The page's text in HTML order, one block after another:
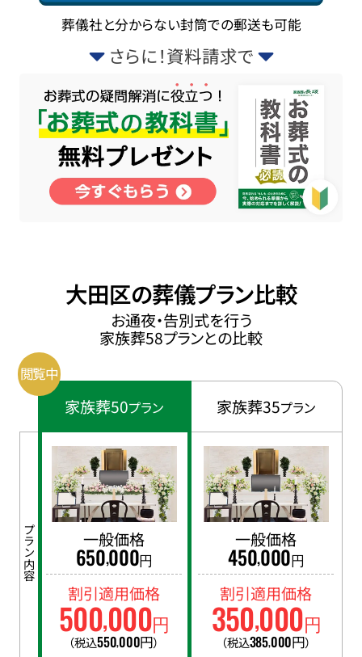
葬儀社と分からない封筒での郵送も可能
さらに！資料請求で
大田区の葬儀プラン比較
お通夜・告別式を行う
家族葬58プランとの比較
プラン内容
家族葬50プラン
一般価格
650,000円
割引適用価格
500,000円
（税込550,000円）
家族葬35プラン
一般価格
450,000円
割引適用価格
350,000円
（税込385,000円）